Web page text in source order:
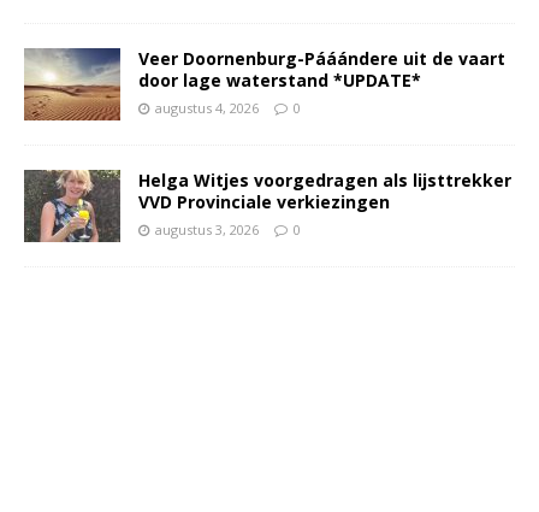
Veer Doornenburg-Pááándere uit de vaart
door lage waterstand *UPDATE*
augustus 4, 2026 0
Helga Witjes voorgedragen als lijsttrekker
VVD Provinciale verkiezingen
augustus 3, 2026 0